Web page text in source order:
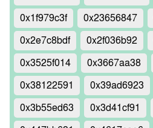
0x1f979c3f
0x23656847
0x2e7c8bdf
0x2f036b92
0x3525f014
0x3667aa38
0x38122591
0x39ad6923
0x3b55ed63
0x3d41cf91